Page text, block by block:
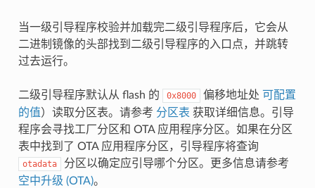
当一级引导程序校验并加载完二级引导程序后，它会从
二进制镜像的头部找到二级引导程序的入口点，并跳转
过去运行。
二级引导程序默认从 flash 的 0x8000 偏移地址处 可配置
的值 ）读取分区表。请参考 分区表 获取详细信息。引导
程序会寻找工厂分区和 OTA 应用程序分区。如果在分区
表中找到了 OTA 应用程序分区，引导程序将查询
otadata
分区以确定应引导哪个分区。更多信息请参考
空中升级 (OTA)。